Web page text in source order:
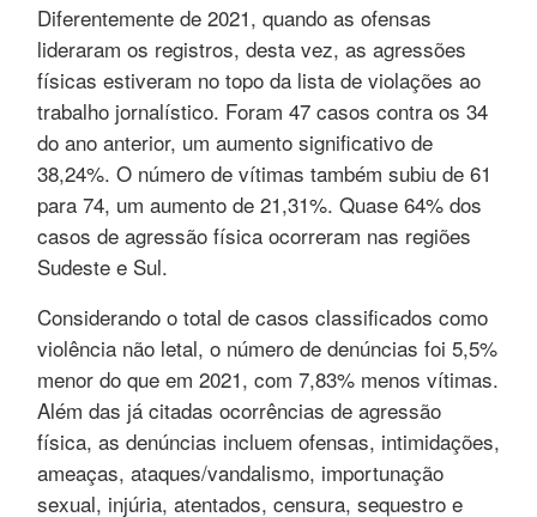
Diferentemente de 2021, quando as ofensas
lideraram os registros, desta vez, as agressões
físicas estiveram no topo da lista de violações ao
trabalho jornalístico. Foram 47 casos contra os 34
do ano anterior, um aumento significativo de
38,24%. O número de vítimas também subiu de 61
para 74, um aumento de 21,31%. Quase 64% dos
casos de agressão física ocorreram nas regiões
Sudeste e Sul.
Considerando o total de casos classificados como
violência não letal, o número de denúncias foi 5,5%
menor do que em 2021, com 7,83% menos vítimas.
Além das já citadas ocorrências de agressão
física, as denúncias incluem ofensas, intimidações,
ameaças, ataques/vandalismo, importunação
sexual, injúria, atentados, censura, sequestro e